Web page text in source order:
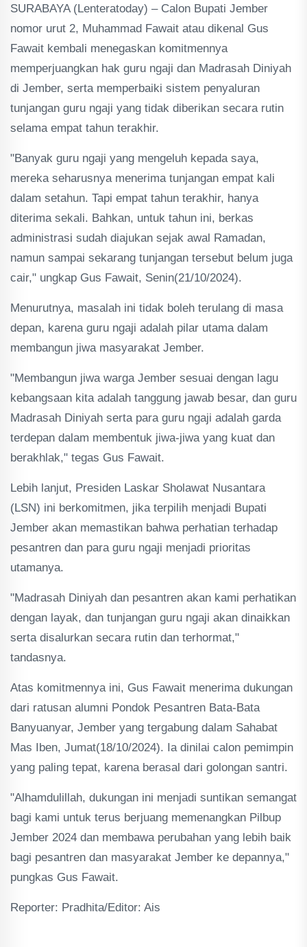
SURABAYA (Lenteratoday) – Calon Bupati Jember
nomor urut 2, Muhammad Fawait atau dikenal Gus
Fawait kembali menegaskan komitmennya
memperjuangkan hak guru ngaji dan Madrasah Diniyah
di Jember, serta memperbaiki sistem penyaluran
tunjangan guru ngaji yang tidak diberikan secara rutin
selama empat tahun terakhir.
"Banyak guru ngaji yang mengeluh kepada saya,
mereka seharusnya menerima tunjangan empat kali
dalam setahun. Tapi empat tahun terakhir, hanya
diterima sekali. Bahkan, untuk tahun ini, berkas
administrasi sudah diajukan sejak awal Ramadan,
namun sampai sekarang tunjangan tersebut belum juga
cair," ungkap Gus Fawait, Senin(21/10/2024).
Menurutnya, masalah ini tidak boleh terulang di masa
depan, karena guru ngaji adalah pilar utama dalam
membangun jiwa masyarakat Jember.
"Membangun jiwa warga Jember sesuai dengan lagu
kebangsaan kita adalah tanggung jawab besar, dan guru
Madrasah Diniyah serta para guru ngaji adalah garda
terdepan dalam membentuk jiwa-jiwa yang kuat dan
berakhlak," tegas Gus Fawait.
Lebih lanjut, Presiden Laskar Sholawat Nusantara
(LSN) ini berkomitmen, jika terpilih menjadi Bupati
Jember akan memastikan bahwa perhatian terhadap
pesantren dan para guru ngaji menjadi prioritas
utamanya.
"Madrasah Diniyah dan pesantren akan kami perhatikan
dengan layak, dan tunjangan guru ngaji akan dinaikkan
serta disalurkan secara rutin dan terhormat,"
tandasnya.
Atas komitmennya ini, Gus Fawait menerima dukungan
dari ratusan alumni Pondok Pesantren Bata-Bata
Banyuanyar, Jember yang tergabung dalam Sahabat
Mas Iben, Jumat(18/10/2024). Ia dinilai calon pemimpin
yang paling tepat, karena berasal dari golongan santri.
"Alhamdulillah, dukungan ini menjadi suntikan semangat
bagi kami untuk terus berjuang memenangkan Pilbup
Jember 2024 dan membawa perubahan yang lebih baik
bagi pesantren dan masyarakat Jember ke depannya,"
pungkas Gus Fawait.
Reporter: Pradhita/Editor: Ais